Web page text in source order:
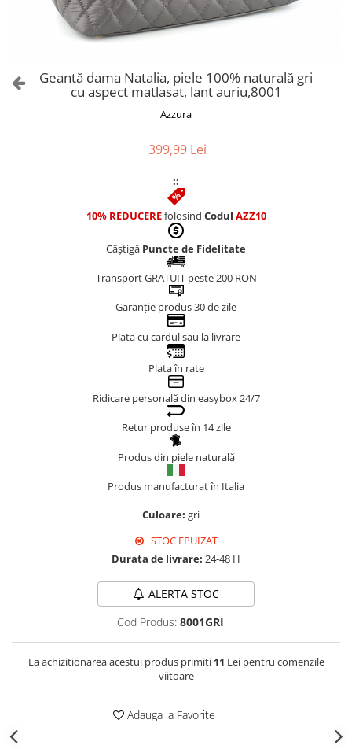
Genti Aurii
Genți AlbeGeantă dama Natalia, piele 100% naturală gri
cu aspect matlasat, lant auriu,8001
Azzura
399,99 Lei
::
10% REDUCEREfolosind Codul AZZ10
Câștigă Puncte de Fidelitate
Transport GRATUIT peste 200 RON
Garanție produs 30 de zile
Plata cu cardul sau la livrare
Plata în rate
Ridicare personală din easybox 24/7
Retur produse în 14 zile
Produs din piele naturală
Produs manufacturat în Italia
Culoare: gri
STOC EPUIZAT
Durata de livrare: 24-48 H
ALERTA STOC
Cod Produs: 8001GRI
La achizitionarea acestui produs primiti 11 Lei pentru comenzile
viitoare
Adauga la Favorite